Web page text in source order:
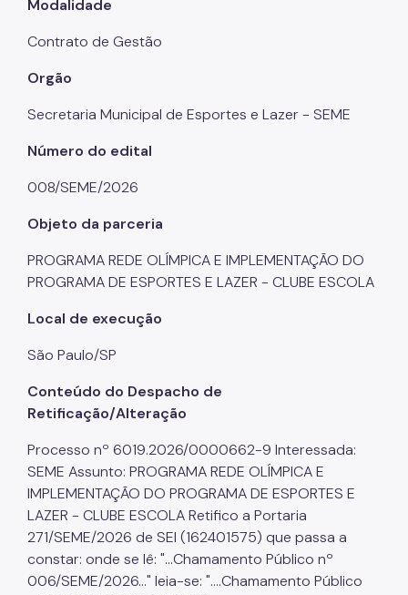
Modalidade
Contrato de Gestão
Orgão
Secretaria Municipal de Esportes e Lazer - SEME
Número do edital
008/SEME/2026
Objeto da parceria
PROGRAMA REDE OLÍMPICA E IMPLEMENTAÇÃO DO
PROGRAMA DE ESPORTES E LAZER - CLUBE ESCOLA
Local de execução
São Paulo/SP
Conteúdo do Despacho de
Retificação/Alteração
Processo nº 6019.2026/0000662-9 Interessada:
SEME Assunto: PROGRAMA REDE OLÍMPICA E
IMPLEMENTAÇÃO DO PROGRAMA DE ESPORTES E
LAZER - CLUBE ESCOLA Retifico a Portaria
271/SEME/2026 de SEI (162401575) que passa a
constar: onde se lê: "...Chamamento Público nº
006/SEME/2026..." leia-se: "....Chamamento Público